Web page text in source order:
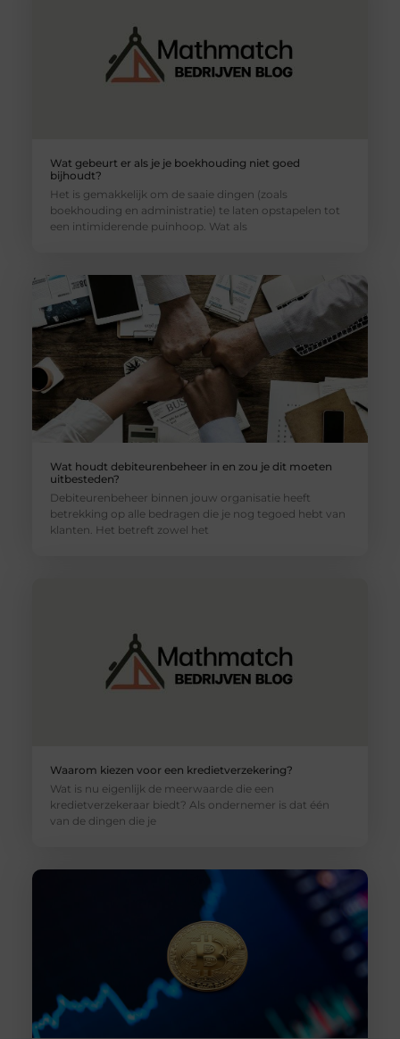
Wat gebeurt er als je je boekhouding niet goed
bijhoudt?
Het is gemakkelijk om de saaie dingen (zoals
boekhouding en administratie) te laten opstapelen tot
een intimiderende puinhoop. Wat als
Wat houdt debiteurenbeheer in en zou je dit moeten
uitbesteden?
Debiteurenbeheer binnen jouw organisatie heeft
betrekking op alle bedragen die je nog tegoed hebt van
klanten. Het betreft zowel het
Waarom kiezen voor een kredietverzekering?
Wat is nu eigenlijk de meerwaarde die een
kredietverzekeraar biedt? Als ondernemer is dat één
van de dingen die je